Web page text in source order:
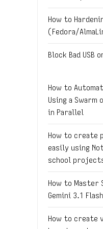
How to
(Fedora/
Block Bad USB
How to
Using a Swarm
in Parallel
How to create
easily using
school
How to Master
Gemini 3.1
How to create